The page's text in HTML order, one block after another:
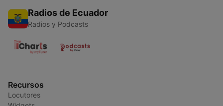
Radios de Ecuador
Radios y Podcasts
Recursos
Locutores